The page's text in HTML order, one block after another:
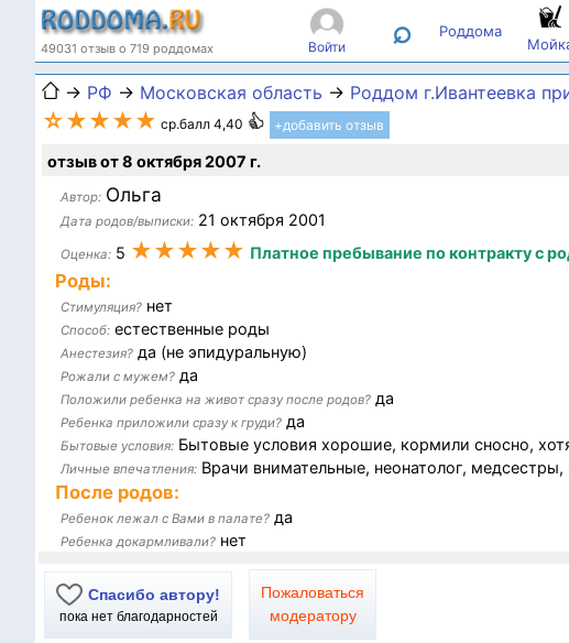
49031 отзыв о 719 роддомах Войти ⌕ Роддома
→ РФ → Московская область → Роддом г.Ивантеевка
☆★★★★ ср.балл 4,40 +добавить отзыв
отзыв от 8 октября 2007 г.
Автор: Ольга
Дата родов/выписки: 21 октября 2001
Оценка: 5 ★★★★★ Платное пребывание по контракту с
Роды:
Стимуляция? нет
Способ: естественные роды
Анестезия? да (не эпидуральную)
Рожали с мужем? да
Положили ребенка на живот сразу после родов? да
Ребенка приложили сразу к груди? да
Бытовые условия: Бытовые условия хорошие, кормили сносно,
Личные впечатления: Врачи внимательные, неонатолог, медсестры,
После родов:
Ребенок лежал с Вами в палате? да
Ребенка докармливали? нет
Спасибо автору!
пока нет благодарностей
Пожаловаться
модератору